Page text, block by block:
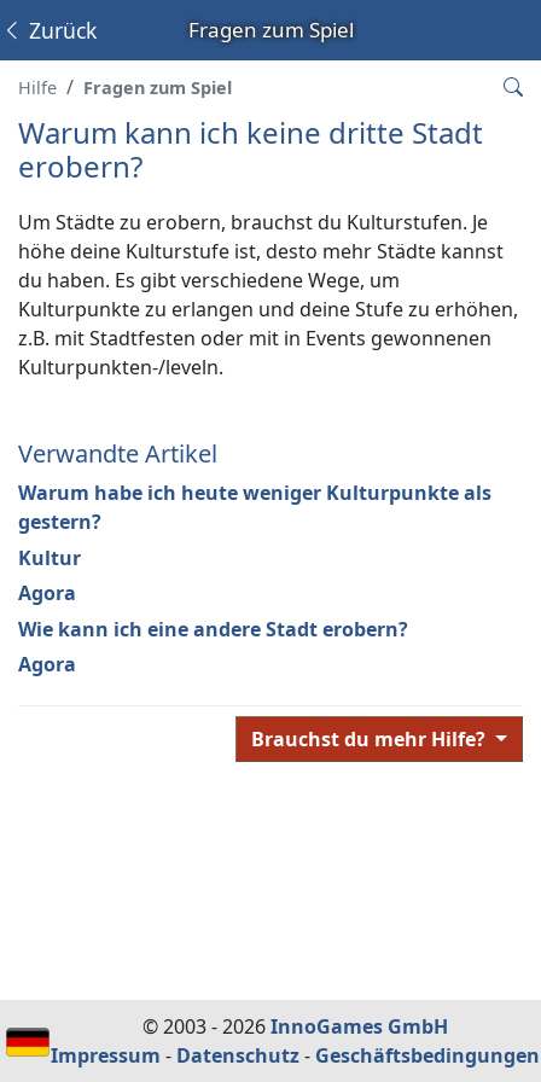
Fragen zum Spiel
Zurück
Hilfe Fragen zum Spiel
Warum kann ich keine dritte Stadt
erobern?
Um Städte zu erobern, brauchst du Kulturstufen. Je
höhe deine Kulturstufe ist, desto mehr Städte kannst
du haben. Es gibt verschiedene Wege, um
Kulturpunkte zu erlangen und deine Stufe zu erhöhen,
z.B. mit Stadtfesten oder mit in Events gewonnenen
Kulturpunkten-/leveln.
Verwandte Artikel
Warum habe ich heute weniger Kulturpunkte als
gestern?
Kultur
Agora
Wie kann ich eine andere Stadt erobern?
Agora
Brauchst du mehr Hilfe?
© 2003 - 2026InnoGames GmbH
Impressum - Datenschutz- Geschäftsbedingungen